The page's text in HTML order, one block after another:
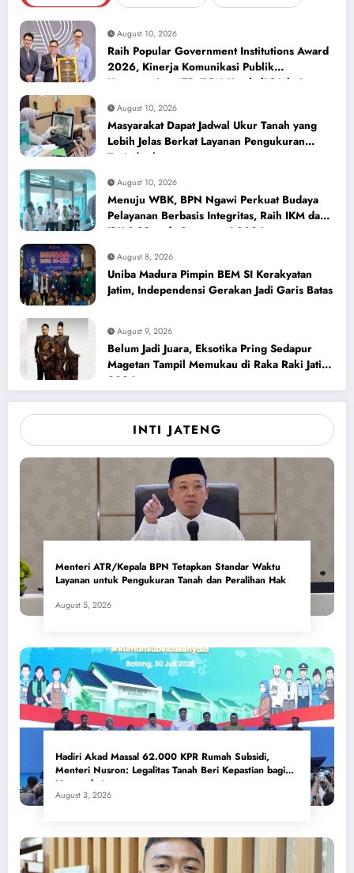
August 10, 2026
Raih Popular Government Institutions Award
2026, Kinerja Komunikasi Publik
Kementerian ATR/BPN Kembali Diakui
August 10, 2026
Masyarakat Dapat Jadwal Ukur Tanah yang
Lebih Jelas Berkat Layanan Pengukuran
Terjadwal
August 10, 2026
Menuju WBK, BPN Ngawi Perkuat Budaya
Pelayanan Berbasis Integritas, Raih IKM dan
IPK 3,89 pada Semester I 2026
August 8, 2026
Uniba Madura Pimpin BEM SI Kerakyatan
Jatim, Independensi Gerakan Jadi Garis Batas
August 9, 2026
Belum Jadi Juara, Eksotika Pring Sedapur
Magetan Tampil Memukau di Raka Raki Jatim
2026
INTI JATENG
Menteri ATR/Kepala BPN Tetapkan Standar Waktu
Layanan untuk Pengukuran Tanah dan Peralihan Hak
August 5, 2026
Hadiri Akad Massal 62.000 KPR Rumah Subsidi,
Menteri Nusron: Legalitas Tanah Beri Kepastian bagi
Masyarakat
August 3, 2026